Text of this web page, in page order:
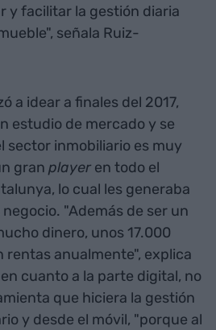
y facilitar la gestión diaria
señala Ruiz-
a idear a finales del 2017,
estudio de mercado y se
sector inmobiliario es muy
gran player en todo el
lo cual les generaba
"Además de ser un
dinero, unos 17.000
rentas anualmente", explica
cuanto a la parte digital, no
que hiciera la gestión
y desde el móvil, "porque al